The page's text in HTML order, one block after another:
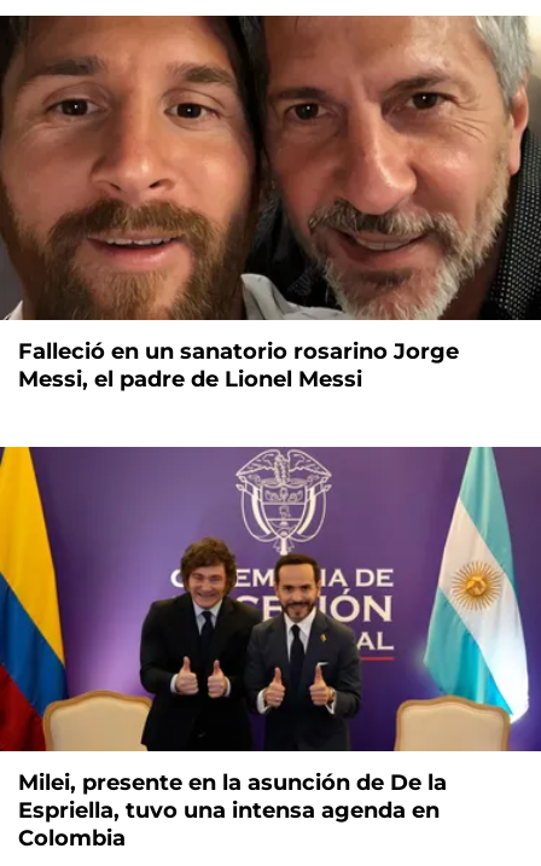
Falleció en un sanatorio rosarino Jorge
Messi, el padre de Lionel Messi
Milei, presente en la asunción de De la
Espriella, tuvo una intensa agenda en
Colombia